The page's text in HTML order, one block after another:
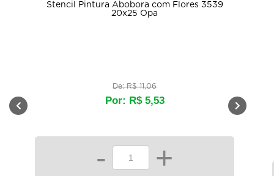
Stencil Pintura Abobora com Flores 3539
20x25 Opa
De: R$ 11,06
Por: R$ 5,53
- +